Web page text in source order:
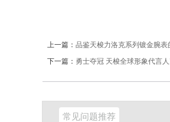
上一篇： 品鉴天梭力洛克系列镀金腕表
下一篇： 勇士夺冠 天梭全球形象代言
常见问题推荐